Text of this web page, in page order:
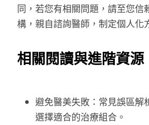
同，若您有相關問題，請至您信
構，親自諮詢醫師，制定個人化
相關閱讀與進階資源
避免醫美失敗：常見誤區解
選擇適合的治療組合。